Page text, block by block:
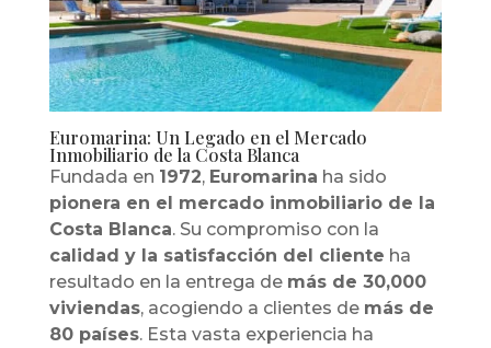
Euromarina: Un Legado en el Mercado
Inmobiliario de la Costa Blanca
Fundada en 1972, Euromarina ha sido
pionera en el mercado inmobiliario de la
Costa Blanca. Su compromiso con la
calidad y la satisfacción del cliente ha
resultado en la entrega de más de 30,000
viviendas, acogiendo a clientes de más de
80 países. Esta vasta experiencia ha